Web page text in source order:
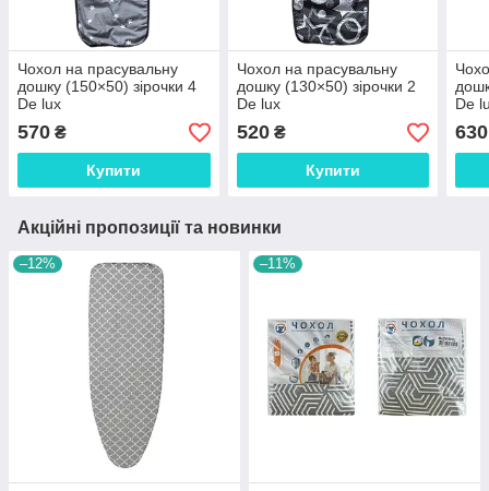
Чохол на прасувальну
дошку (150×50) зірочки 4
De lux
570 ₴
Купити
Чохол на прасувальну
дошку (130×50) зірочки 2
De lux
520₴
Купити
De
630
Акційні пропозиції та новинки
–12% –11%